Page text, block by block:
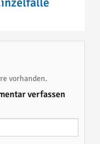
vorhanden.
verfassen